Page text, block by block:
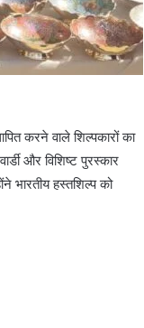
करने वाले शिल्पकारों का
और विशिष्ट पुरस्कार
भारतीय हस्तशिल्प को